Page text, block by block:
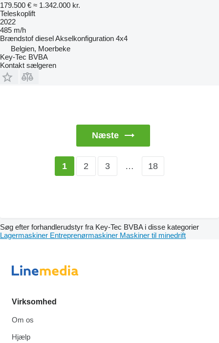
179.500 € ≈ 1.342.000 kr.
Teleskoplift
2022
485 m/h
Brændstof dieselAkselkonfiguration 4x4
Belgien, Moerbeke
Key-Tec BVBA
Kontakt sælgeren
Næste
1 2 3 … 18
Søg efter forhandlerudstyr fra Key-Tec BVBA i disse kategorier
Lagermaskiner Entreprenørmaskiner Maskiner til minedrift
Virksomhed
Om os
Hjælp